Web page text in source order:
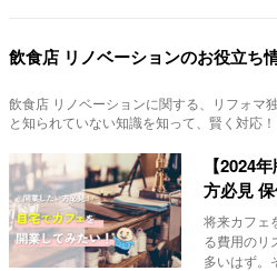
飲食店 リノベーションのお役立ち
飲食店 リノベーションに関する、リフォマ
と知られていない知識を知って、賢く対応！
【2024
方必見
を解説！
将来カフェ
る費用のリ
多いはず。